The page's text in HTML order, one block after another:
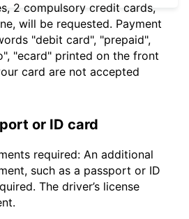
2 compulsory credit cards,
will be requested. Payment
"debit card", "prepaid",
"ecard" printed on the front
card are not accepted
or ID card
required: An additional
such as a passport or ID
The driver’s license